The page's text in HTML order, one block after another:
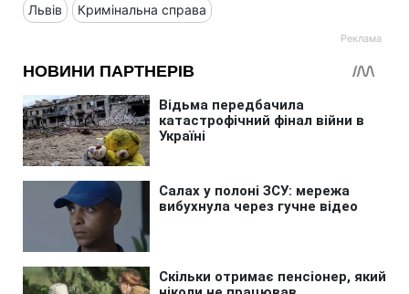
Львів Кримінальна справа